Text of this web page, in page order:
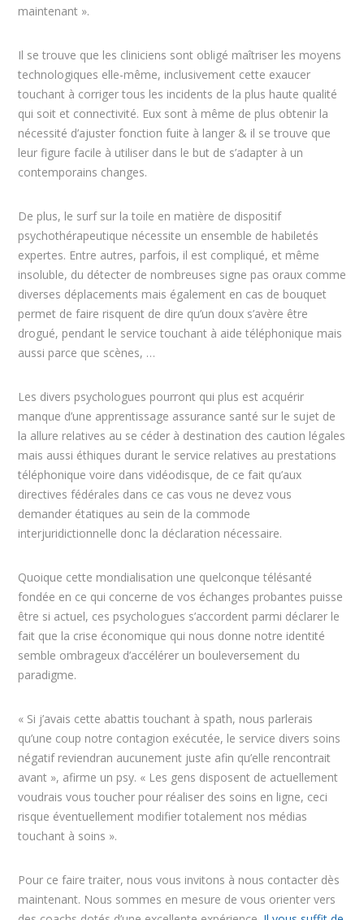
maintenant ».
Il se trouve que les cliniciens sont obligé maîtriser les moyens
technologiques elle-même, inclusivement cette exaucer
touchant à corriger tous les incidents de la plus haute qualité
qui soit et connectivité. Eux sont à même de plus obtenir la
nécessité d’ajuster fonction fuite à langer & il se trouve que
leur figure facile à utiliser dans le but de s’adapter à un
contemporains changes.
De plus, le surf sur la toile en matière de dispositif
psychothérapeutique nécessite un ensemble de habiletés
expertes. Entre autres, parfois, il est compliqué, et même
insoluble, du détecter de nombreuses signe pas oraux comme
diverses déplacements mais également en cas de bouquet
permet de faire risquent de dire qu’un doux s’avère être
drogué, pendant le service touchant à aide téléphonique mais
aussi parce que scènes, …
Les divers psychologues pourront qui plus est acquérir
manque d’une apprentissage assurance santé sur le sujet de
la allure relatives au se céder à destination des caution légales
mais aussi éthiques durant le service relatives au prestations
téléphonique voire dans vidéodisque, de ce fait qu’aux
directives fédérales dans ce cas vous ne devez vous
demander étatiques au sein de la commode
interjuridictionnelle donc la déclaration nécessaire.
Quoique cette mondialisation une quelconque télésanté
fondée en ce qui concerne de vos échanges probantes puisse
être si actuel, ces psychologues s’accordent parmi déclarer le
fait que la crise économique qui nous donne notre identité
semble ombrageux d’accélérer un bouleversement du
paradigme.
« Si j’avais cette abattis touchant à spath, nous parlerais
qu’une coup notre contagion exécutée, le service divers soins
négatif reviendran aucunement juste afin qu’elle rencontrait
avant », afirme un psy. « Les gens disposent de actuellement
voudrais vous toucher pour réaliser des soins en ligne, ceci
risque éventuellement modifier totalement nos médias
touchant à soins ».
Pour ce faire traiter, nous vous invitons à nous contacter dès
maintenant. Nous sommes en mesure de vous orienter vers